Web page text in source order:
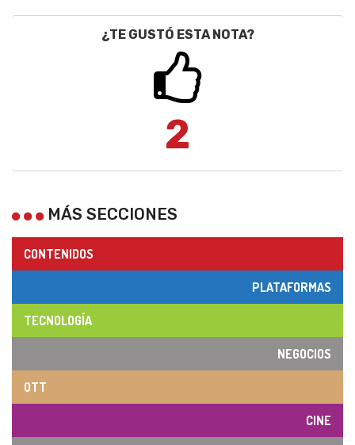
¿TE GUSTÓ ESTA NOTA?
2
MÁS SECCIONES
CONTENIDOS
PLATAFORMAS
TECNOLOGÍA
NEGOCIOS
OTT
CINE